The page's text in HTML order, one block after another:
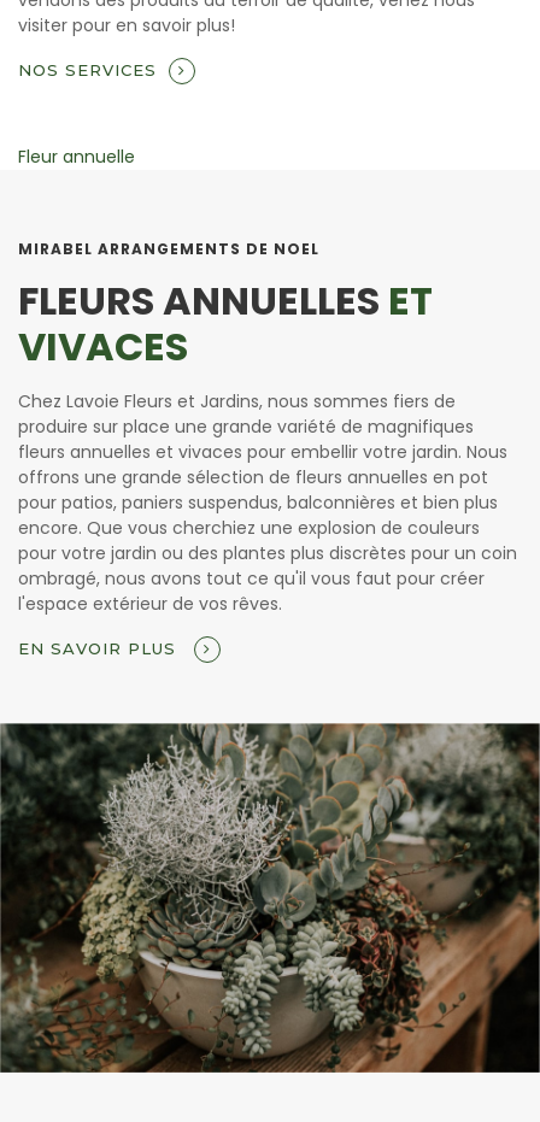
visiter pour en savoir plus!
NOS SERVICES
Vivace
MIRABEL ARRANGEMENTS DE NOEL
FLEURS ANNUELLES ET
VIVACES
Chez Lavoie Fleurs et Jardins, nous sommes fiers de
produire sur place une grande variété de magnifiques
fleurs annuelles et vivaces pour embellir votre jardin. Nous
offrons une grande sélection de fleurs annuelles en pot
pour patios, paniers suspendus, balconnières et bien plus
encore. Que vous cherchiez une explosion de couleurs
pour votre jardin ou des plantes plus discrètes pour un coin
ombragé, nous avons tout ce qu'il vous faut pour créer
l'espace extérieur de vos rêves.
EN SAVOIR PLUS